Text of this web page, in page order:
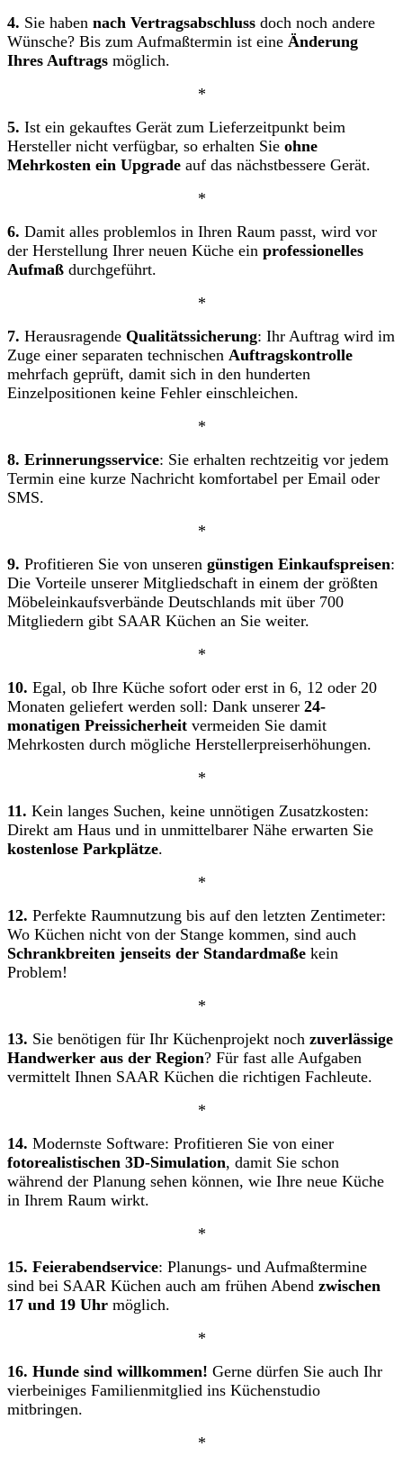
4. Sie haben nach Vertragsabschluss doch noch andere
Wünsche? Bis zum Aufmaßtermin ist eine Änderung
Ihres Auftrags möglich.
*
5. Ist ein gekauftes Gerät zum Lieferzeitpunkt beim
Hersteller nicht verfügbar, so erhalten Sie ohne
Mehrkosten ein Upgrade auf das nächstbessere Gerät.
*
6. Damit alles problemlos in Ihren Raum passt, wird vor
der Herstellung Ihrer neuen Küche ein professionelles
Aufmaß durchgeführt.
*
7. Herausragende Qualitätssicherung: Ihr Auftrag wird im
Zuge einer separaten technischen Auftragskontrolle
mehrfach geprüft, damit sich in den hunderten
Einzelpositionen keine Fehler einschleichen.
*
8. Erinnerungsservice: Sie erhalten rechtzeitig vor jedem
Termin eine kurze Nachricht komfortabel per Email oder
SMS.
*
9. Profitieren Sie von unseren günstigen Einkaufspreisen:
Die Vorteile unserer Mitgliedschaft in einem der größten
Möbeleinkaufsverbände Deutschlands mit über 700
Mitgliedern gibt SAAR Küchen an Sie weiter.
*
10. Egal, ob Ihre Küche sofort oder erst in 6, 12 oder 20
Monaten geliefert werden soll: Dank unserer 24-
monatigen Preissicherheit vermeiden Sie damit
Mehrkosten durch mögliche Herstellerpreiserhöhungen.
*
11. Kein langes Suchen, keine unnötigen Zusatzkosten:
Direkt am Haus und in unmittelbarer Nähe erwarten Sie
kostenlose Parkplätze.
*
12. Perfekte Raumnutzung bis auf den letzten Zentimeter:
Wo Küchen nicht von der Stange kommen, sind auch
Schrankbreiten jenseits der Standardmaße kein
Problem!
*
13. Sie benötigen für Ihr Küchenprojekt noch zuverlässige
Handwerker aus der Region? Für fast alle Aufgaben
vermittelt Ihnen SAAR Küchen die richtigen Fachleute.
*
14. Modernste Software: Profitieren Sie von einer
fotorealistischen 3D-Simulation, damit Sie schon
während der Planung sehen können, wie Ihre neue Küche
in Ihrem Raum wirkt.
*
15. Feierabendservice: Planungs- und Aufmaßtermine
sind bei SAAR Küchen auch am frühen Abend zwischen
17 und 19 Uhr möglich.
*
16. Hunde sind willkommen! Gerne dürfen Sie auch Ihr
vierbeiniges Familienmitglied ins Küchenstudio
mitbringen.
*